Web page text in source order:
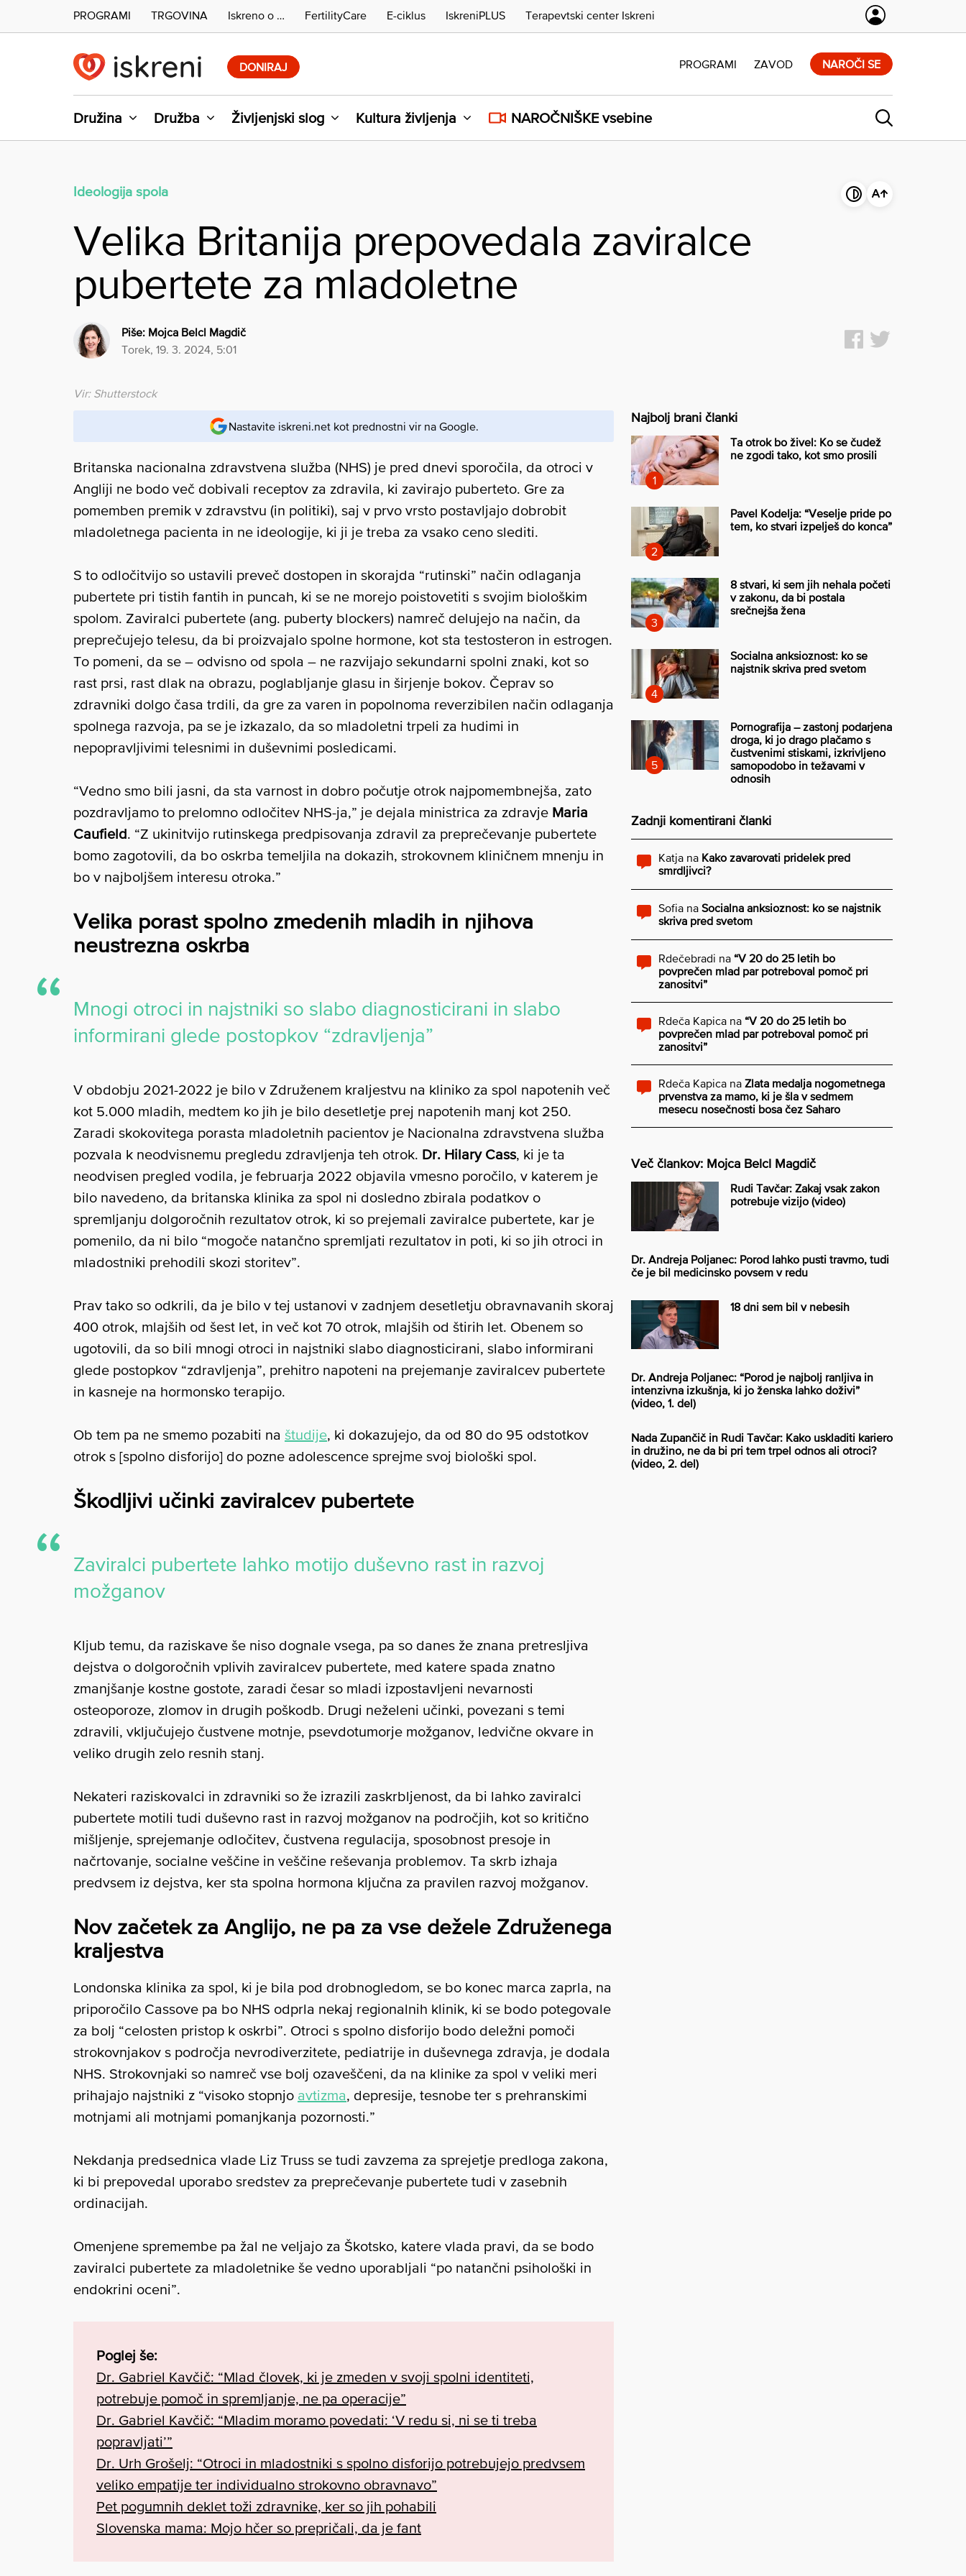
DONIRAJ
Družina Družba Življenjski slog Kultura življenja NAROČNIŠKE vsebine
PROGRAMI ZAVOD NAROČI SE
PROGRAMI TRGOVINA Iskreno o … FertilityCare E-ciklus IskreniPLUS Terapevtski center Iskreni
Ideologija spola
Velika Britanija prepovedala zaviralce
pubertete za mladoletne
Piše: Mojca Belcl Magdič
torek, 19. 3. 2024, 5:01
Vir: Shutterstock
Nastavite iskreni.net kot prednostni vir na Google.
Britanska nacionalna zdravstvena služba (NHS) je pred dnevi sporočila, da otroci v
Angliji ne bodo več dobivali receptov za zdravila, ki zavirajo puberteto. Gre za
pomemben premik v zdravstvu (in politiki), saj v prvo vrsto postavljajo dobrobit
mladoletnega pacienta in ne ideologije, ki ji je treba za vsako ceno slediti.
S to odločitvijo so ustavili preveč dostopen in skorajda “rutinski” način odlaganja
pubertete pri tistih fantih in puncah, ki se ne morejo poistovetiti s svojim biološkim
spolom. Zaviralci pubertete (ang. puberty blockers) namreč delujejo na način, da
preprečujejo telesu, da bi proizvajalo spolne hormone, kot sta testosteron in estrogen.
To pomeni, da se – odvisno od spola – ne razvijajo sekundarni spolni znaki, kot so
rast prsi, rast dlak na obrazu, poglabljanje glasu in širjenje bokov. Čeprav so
zdravniki dolgo časa trdili, da gre za varen in popolnoma reverzibilen način odlaganja
spolnega razvoja, pa se je izkazalo, da so mladoletni trpeli za hudimi in
nepopravljivimi telesnimi in duševnimi posledicami.
“Vedno smo bili jasni, da sta varnost in dobro počutje otrok najpomembnejša, zato
pozdravljamo to prelomno odločitev NHS-ja,” je dejala ministrica za zdravje Maria
Caufield. “Z ukinitvijo rutinskega predpisovanja zdravil za preprečevanje pubertete
bomo zagotovili, da bo oskrba temeljila na dokazih, strokovnem kliničnem mnenju in
bo v najboljšem interesu otroka.”
Velika porast spolno zmedenih mladih in njihova
neustrezna oskrba
Mnogi otroci in najstniki so slabo diagnosticirani in slabo
informirani glede postopkov “zdravljenja”
V obdobju 2021-2022 je bilo v Združenem kraljestvu na kliniko za spol napotenih več
kot 5.000 mladih, medtem ko jih je bilo desetletje prej napotenih manj kot 250.
Zaradi skokovitega porasta mladoletnih pacientov je Nacionalna zdravstvena služba
pozvala k neodvisnemu pregledu zdravljenja teh otrok. Dr. Hilary Cass, ki je ta
neodvisen pregled vodila, je februarja 2022 objavila vmesno poročilo, v katerem je
bilo navedeno, da britanska klinika za spol ni dosledno zbirala podatkov o
spremljanju dolgoročnih rezultatov otrok, ki so prejemali zaviralce pubertete, kar je
pomenilo, da ni bilo “mogoče natančno spremljati rezultatov in poti, ki so jih otroci in
mladostniki prehodili skozi storitev”.
Prav tako so odkrili, da je bilo v tej ustanovi v zadnjem desetletju obravnavanih skoraj
400 otrok, mlajših od šest let, in več kot 70 otrok, mlajših od štirih let. Obenem so
ugotovili, da so bili mnogi otroci in najstniki slabo diagnosticirani, slabo informirani
glede postopkov “zdravljenja”, prehitro napoteni na prejemanje zaviralcev pubertete
in kasneje na hormonsko terapijo.
Ob tem pa ne smemo pozabiti na študije, ki dokazujejo, da od 80 do 95 odstotkov
otrok s [spolno disforijo] do pozne adolescence sprejme svoj biološki spol.
Škodljivi učinki zaviralcev pubertete
Zaviralci pubertete lahko motijo duševno rast in razvoj
možganov
Kljub temu, da raziskave še niso dognale vsega, pa so danes že znana pretresljiva
dejstva o dolgoročnih vplivih zaviralcev pubertete, med katere spada znatno
zmanjšanje kostne gostote, zaradi česar so mladi izpostavljeni nevarnosti
osteoporoze, zlomov in drugih poškodb. Drugi neželeni učinki, povezani s temi
zdravili, vključujejo čustvene motnje, psevdotumorje možganov, ledvične okvare in
veliko drugih zelo resnih stanj.
Nekateri raziskovalci in zdravniki so že izrazili zaskrbljenost, da bi lahko zaviralci
pubertete motili tudi duševno rast in razvoj možganov na področjih, kot so kritično
mišljenje, sprejemanje odločitev, čustvena regulacija, sposobnost presoje in
načrtovanje, socialne veščine in veščine reševanja problemov. Ta skrb izhaja
predvsem iz dejstva, ker sta spolna hormona ključna za pravilen razvoj možganov.
Nov začetek za Anglijo, ne pa za vse dežele Združenega
kraljestva
Londonska klinika za spol, ki je bila pod drobnogledom, se bo konec marca zaprla, na
priporočilo Cassove pa bo NHS odprla nekaj regionalnih klinik, ki se bodo potegovale
za bolj “celosten pristop k oskrbi”. Otroci s spolno disforijo bodo deležni pomoči
strokovnjakov s področja nevrodiverzitete, pediatrije in duševnega zdravja, je dodala
NHS. Strokovnjaki so namreč vse bolj ozaveščeni, da na klinike za spol v veliki meri
prihajajo najstniki z “visoko stopnjo avtizma, depresije, tesnobe ter s prehranskimi
motnjami ali motnjami pomanjkanja pozornosti.”
Nekdanja predsednica vlade Liz Truss se tudi zavzema za sprejetje predloga zakona,
ki bi prepovedal uporabo sredstev za preprečevanje pubertete tudi v zasebnih
ordinacijah.
Omenjene spremembe pa žal ne veljajo za Škotsko, katere vlada pravi, da se bodo
zaviralci pubertete za mladoletnike še vedno uporabljali “po natančni psihološki in
endokrini oceni”.
Poglej še:
Dr. Gabriel Kavčič: “Mlad človek, ki je zmeden v svoji spolni identiteti,
potrebuje pomoč in spremljanje, ne pa operacije”
Dr. Gabriel Kavčič: “Mladim moramo povedati: ‘V redu si, ni se ti treba
popravljati’”
Dr. Urh Grošelj: “Otroci in mladostniki s spolno disforijo potrebujejo predvsem
veliko empatije ter individualno strokovno obravnavo”
Pet pogumnih deklet toži zdravnike, ker so jih pohabili
Slovenska mama: Mojo hčer so prepričali, da je fant
Najbolj brani članki
Ta otrok bo živel: Ko se čudež
ne zgodi tako, kot smo prosili
Pavel Kodelja: “Veselje pride po
tem, ko stvari izpelješ do konca”
8 stvari, ki sem jih nehala početi
v zakonu, da bi postala
srečnejša žena
Socialna anksioznost: ko se
najstnik skriva pred svetom
Pornografija – zastonj podarjena
droga, ki jo drago plačamo s
čustvenimi stiskami, izkrivljeno
samopodobo in težavami v
odnosih
Zadnji komentirani članki
Katja na Kako zavarovati pridelek pred
smrdljivci?
Sofia na Socialna anksioznost: ko se najstnik
skriva pred svetom
Rdečebradi na “V 20 do 25 letih bo
povprečen mlad par potreboval pomoč pri
zanositvi”
Rdeča Kapica na “V 20 do 25 letih bo
povprečen mlad par potreboval pomoč pri
zanositvi”
Rdeča Kapica na Zlata medalja nogometnega
prvenstva za mamo, ki je šla v sedmem
mesecu nosečnosti bosa čez Saharo
Več člankov: Mojca Belcl Magdič
Rudi Tavčar: Zakaj vsak zakon
potrebuje vizijo (video)
Dr. Andreja Poljanec: Porod lahko pusti travmo, tudi
če je bil medicinsko povsem v redu
18 dni sem bil v nebesih
Dr. Andreja Poljanec: “Porod je najbolj ranljiva in
intenzivna izkušnja, ki jo ženska lahko doživi”
(video, 1. del)
Nada Zupančič in Rudi Tavčar: Kako uskladiti kariero
in družino, ne da bi pri tem trpel odnos ali otroci?
(video, 2. del)